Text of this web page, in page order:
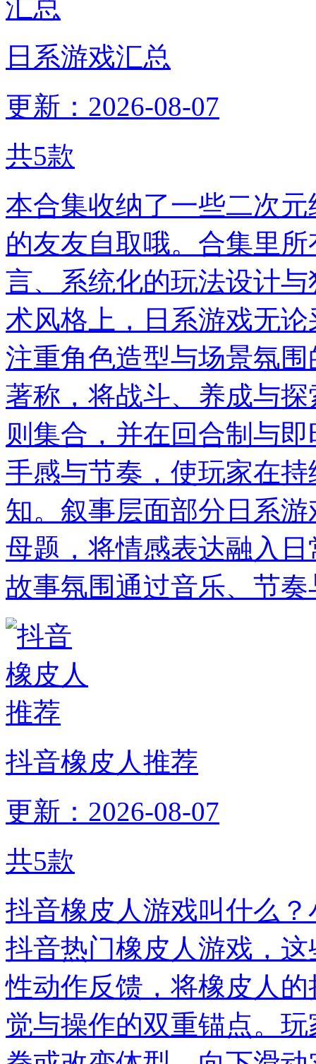
日系游戏汇总
更新：2026-08-07
共5款
本合集收纳了一些二次
的友友自取哦。合集里
言、系统化的玩法设计
术风格上，日系游戏无
注重角色造型与场景氛
著称，将战斗、养成与
则集合，并在回合制与
手感与节奏，使玩家在
知。叙事层面部分日系
母题，将情感表达融入
故事氛围通过音乐、节
抖音橡皮人推荐
更新：2026-08-07
共5款
抖音橡皮人游戏叫什么
抖音热门橡皮人游戏，
性动作反馈，将橡皮人
觉与操作的双重锚点。